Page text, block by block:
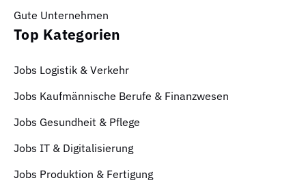
Gute Unternehmen
Top Kategorien
Jobs Logistik & Verkehr
Jobs Kaufmännische Berufe & Finanzwesen
Jobs Gesundheit & Pflege
Jobs IT & Digitalisierung
Jobs Produktion & Fertigung